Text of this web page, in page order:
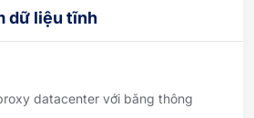
dữ liệu tĩnh
datacenter với băng thông